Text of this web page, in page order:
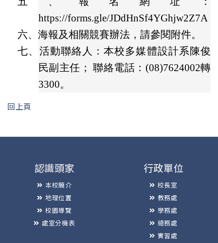
https://forms.gle/JDdHnSf4YGhjw2Z7A
六、海報及相關競賽辦法，請參閱附件。
七、 活動聯絡人：本校多媒體設計系陳俊
民副主任； 聯絡電話：(08)7624002轉
3300。
回上頁
認識頭家
本校簡介
地理位置
校園導覽
處室分機表
行政單位
校長室
教務處
學務處
總務處
實習處